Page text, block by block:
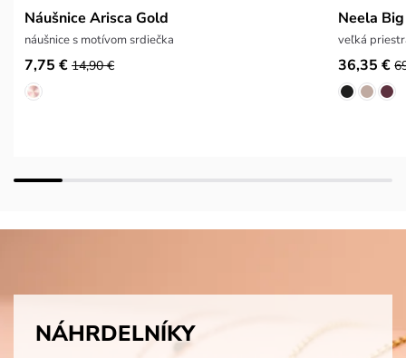
Náušnice Arisca Gold
náušnice s motívom srdiečka
7,75 € 14,90 €
Neela
veľká
36,35 €
NÁHRDELNÍKY